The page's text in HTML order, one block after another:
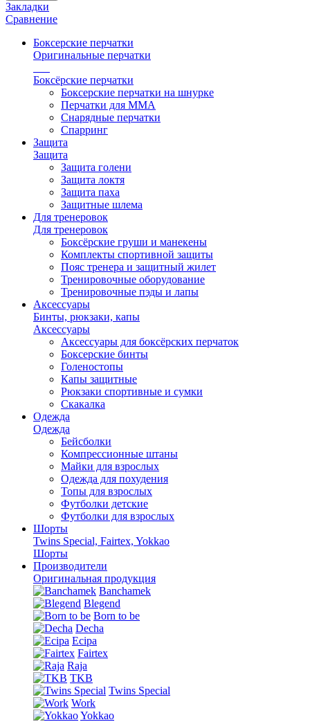
Закладки
Сравнение
Боксерские перчатки
Оригинальные перчатки
Боксёрские перчатки
Боксерские перчатки на шнурке
Перчатки для ММА
Снарядные перчатки
Спарринг
Защита
Защита
Защита голени
Защита локтя
Защита паха
Защитные шлема
Для тренеровок
Для тренеровок
Боксёрские груши и манекены
Комплекты спортивной защиты
Пояс тренера и защитный жилет
Тренировочные оборудование
Тренировочные пэды и лапы
Аксессуары
Бинты, рюкзаки, капы
Аксессуары
Аксессуары для боксёрских перчаток
Боксерские бинты
Голеностопы
Капы защитные
Рюкзаки спортивные и сумки
Скакалка
Одежда
Одежда
Бейсболки
Компрессионные штаны
Майки для взрослых
Одежда для похудения
Топы для взрослых
Футболки детские
Футболки для взрослых
Шорты
Twins Special, Fairtex, Yokkao
Шорты
Производители
Оригинальная продукция
Banchamek
Blegend
Born to be
Decha
Ecipa
Fairtex
Raja
TKB
Twins Special
Work
Yokkao